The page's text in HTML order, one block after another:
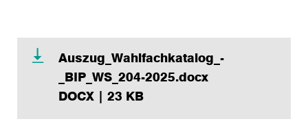
Auszug_Wahlfachkatalog_-
_BIP_WS_204-2025.docx
DOCX | 23 KB